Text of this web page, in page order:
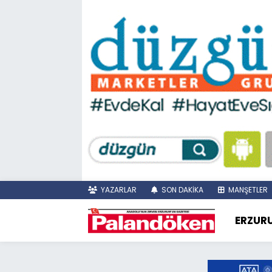
YAZARLAR SON DAKİKA MANŞETLER